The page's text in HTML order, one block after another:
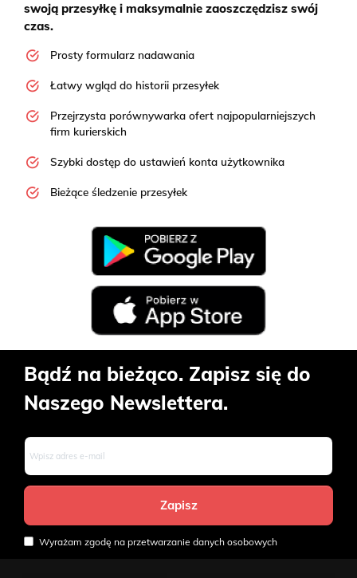
swoją przesyłkę i maksymalnie zaoszczędzisz swój
czas.
Prosty formularz nadawania
Łatwy wgląd do historii przesyłek
Przejrzysta porównywarka ofert najpopularniejszych
firm kurierskich
Szybki dostęp do ustawień konta użytkownika
Bieżące śledzenie przesyłek
Bądź na bieżąco. Zapisz się do
Naszego Newslettera.
Wyrażam zgodę na przetwarzanie danych osobowych